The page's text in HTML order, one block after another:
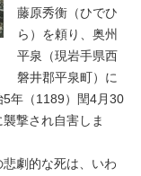
藤原秀衡（ひでひ
ら）を頼り、奥州
平泉（現岩手県西
磐井郡平泉町）に
年（1189）閏4月30
撃され自害しま
劇的な死は、いわ